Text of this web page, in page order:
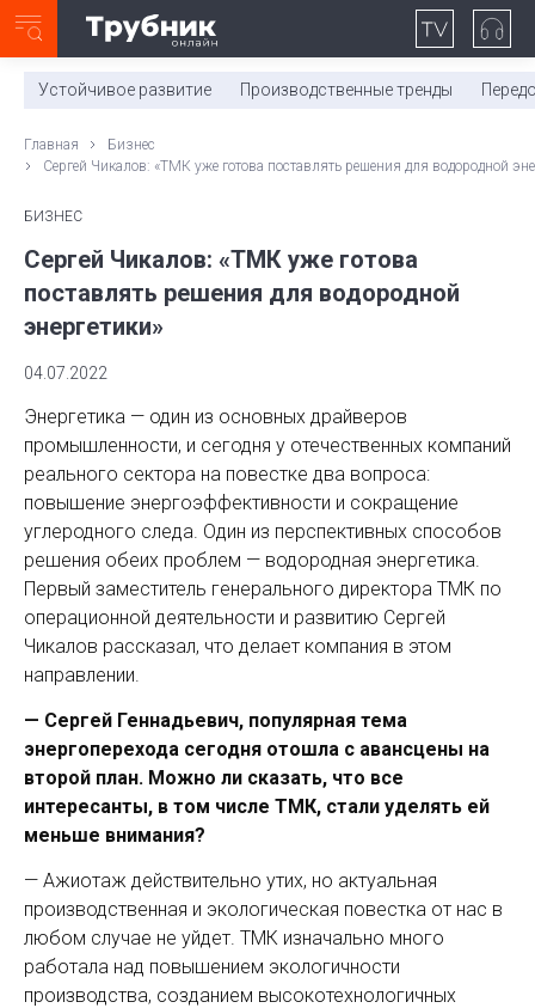
0:00/ 11:03
Устойчивое развитие Производственные тренды
Главная
Бизнес
Сергей Чикалов: «ТМК уже готова поставлять решения для водородной
БИЗНЕС
Сергей Чикалов: «ТМК уже готова
поставлять решения для водородной
энергетики»
04.07.2022
Энергетика — один из основных драйверов
промышленности, и сегодня у отечественных компаний
реального сектора на повестке два вопроса:
повышение энергоэффективности и сокращение
углеродного следа. Один из перспективных способов
решения обеих проблем — водородная энергетика.
Первый заместитель генерального директора ТМК по
операционной деятельности и развитию Сергей
Чикалов рассказал, что делает компания в этом
направлении.
— Сергей Геннадьевич, популярная тема
энергоперехода сегодня отошла с авансцены на
второй план. Можно ли сказать, что все
интересанты, в том числе ТМК, стали уделять ей
меньше внимания?
— Ажиотаж действительно утих, но актуальная
производственная и экологическая повестка от нас в
любом случае не уйдет. ТМК изначально много
работала над повышением экологичности
производства, созданием высокотехнологичных